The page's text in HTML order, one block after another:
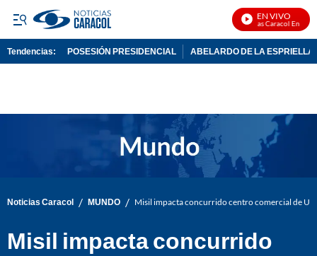
EN VIVO
Noticias Caracol En Vivo
Tendencias: POSESIÓN PRESIDENCIAL ABELARDO DE LA ESPRIELLA
Noticias Caracol / MUNDO / Misil impacta concurrido centro comercial de
Misil impacta concurrido